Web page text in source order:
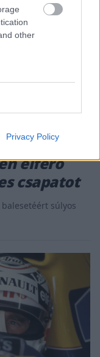
other
Privacy Policy
elférő
csapatot
súlyos